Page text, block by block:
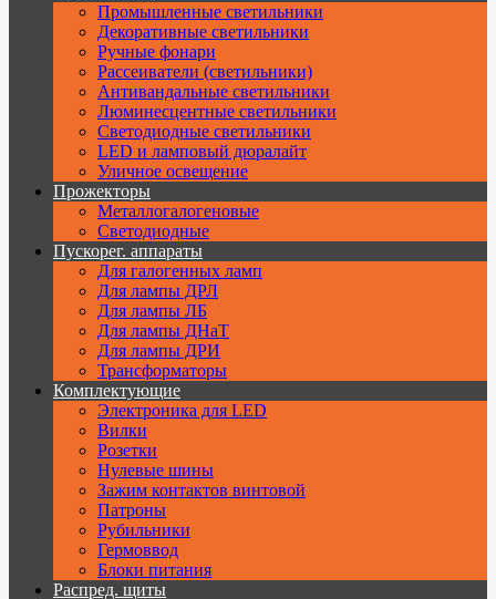
Промышленные светильники
Декоративные светильники
Ручные фонари
Рассеиватели (светильники)
Антивандальные светильники
Люминесцентные светильники
Cветодиодные светильники
LED и ламповый дюралайт
Уличное освещение
Прожекторы
Металлогалогеновые
Светодиодные
Пускорег. аппараты
Для галогенных ламп
Для лампы ДРЛ
Для лампы ЛБ
Для лампы ДНаТ
Для лампы ДРИ
Трансформаторы
Комплектующие
Электроника для LED
Вилки
Розетки
Нулевые шины
Зажим контактов винтовой
Патроны
Рубильники
Гермоввод
Блоки питания
Распред. щиты